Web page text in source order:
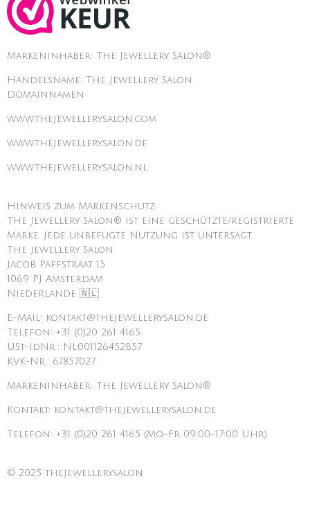
Markeninhaber: The Jewellery Salon®
Handelsname: The Jewellery Salon
Domainnamen:
www.thejewellerysalon.com
www.thejewellerysalon.de
www.thejewellerysalon.nl
Hinweis zum Markenschutz:
The Jewellery Salon® ist eine geschützte/registrierte
Marke. Jede unbefugte Nutzung ist untersagt.
The Jewellery Salon
Jacob Paffstraat 15
1069 PJ Amsterdam
Niederlande 🇳🇱
E-Mail: kontakt@thejewellerysalon.de
Telefon: +31 (0)20 261 4165
USt-IdNr.: NL001126452B57
KVK-Nr.: 67857027
Markeninhaber: The Jewellery Salon®
Kontakt: kontakt@thejewellerysalon.de
Telefon: +31 (0)20 261 4165 (Mo–Fr 09:00–17:00 Uhr)
© 2025 thejewellerysalon